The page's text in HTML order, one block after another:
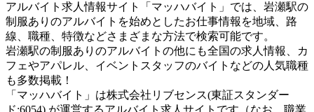
アルバイト求人情報サイト「マッハバイト」では、岩瀬駅の
制服ありのアルバイトを始めとしたお仕事情報を地域、路
線、職種、特徴などさまざまな方法で検索可能です。
岩瀬駅の制服ありのアルバイトの他にも全国の求人情報、カ
フェやアパレル、イベントスタッフのバイトなどの人気職種
も多数掲載！
「マッハバイト」は株式会社リブセンス(東証スタンダー
ド:6054) が運営するアルバイト求人サイトです（なお、職業